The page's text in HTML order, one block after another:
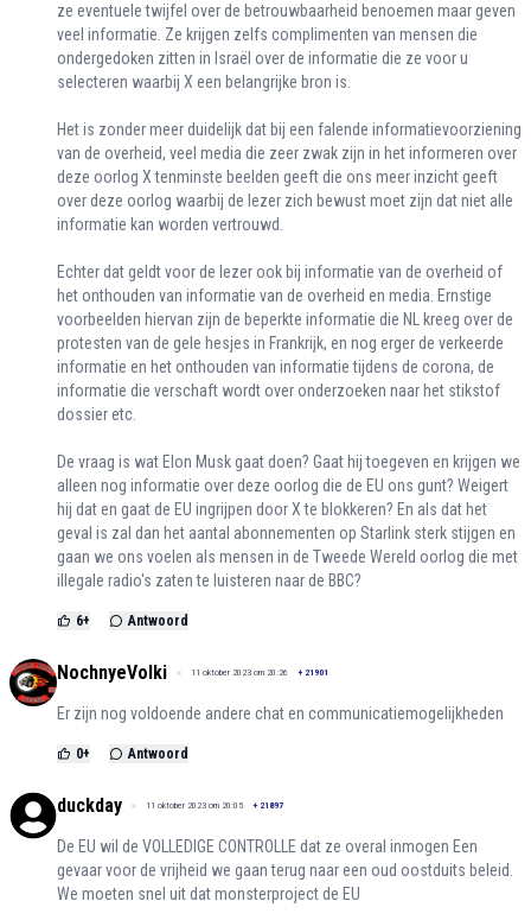
ze eventuele twijfel over de betrouwbaarheid benoemen maar geven
veel informatie. Ze krijgen zelfs complimenten van mensen die
ondergedoken zitten in Israël over de informatie die ze voor u
selecteren waarbij X een belangrijke bron is.
Het is zonder meer duidelijk dat bij een falende informatievoorziening
van de overheid, veel media die zeer zwak zijn in het informeren over
deze oorlog X tenminste beelden geeft die ons meer inzicht geeft
over deze oorlog waarbij de lezer zich bewust moet zijn dat niet alle
informatie kan worden vertrouwd.
Echter dat geldt voor de lezer ook bij informatie van de overheid of
het onthouden van informatie van de overheid en media. Ernstige
voorbeelden hiervan zijn de beperkte informatie die NL kreeg over de
protesten van de gele hesjes in Frankrijk, en nog erger de verkeerde
informatie en het onthouden van informatie tijdens de corona, de
informatie die verschaft wordt over onderzoeken naar het stikstof
dossier etc.
De vraag is wat Elon Musk gaat doen? Gaat hij toegeven en krijgen we
alleen nog informatie over deze oorlog die de EU ons gunt? Weigert
hij dat en gaat de EU ingrijpen door X te blokkeren? En als dat het
geval is zal dan het aantal abonnementen op Starlink sterk stijgen en
gaan we ons voelen als mensen in de Tweede Wereld oorlog die met
illegale radio's zaten te luisteren naar de BBC?
6+ Antwoord
NochnyeVolki 11 oktober 2023 om 20:26 + 21901
Er zijn nog voldoende andere chat en communicatiemogelijkheden
0+ Antwoord
duckday 11 oktober 2023 om 20:05 + 21897
De EU wil de VOLLEDIGE CONTROLLE dat ze overal inmogen Een
gevaar voor de vrijheid we gaan terug naar een oud oostduits beleid.
We moeten snel uit dat monsterproject de EU